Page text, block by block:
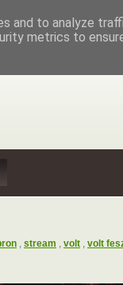
SZERZŐI
, stream , volt , volt
to analyze
metrics to